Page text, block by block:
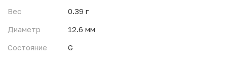
Вес
0.39 г
Диаметр
12.6 мм
Состояние
G